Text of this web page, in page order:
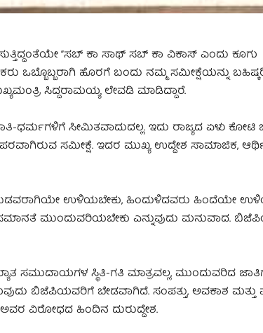
‘’ಸಬ್ ಕಾ ಸಾಥ್ ಸಬ್ ಕಾ ವಿಕಾಸ್ ಎಂದು ಕೂಗು
ಒಬ್ಬೊಬ್ಬರಾಗಿ ಹೊರಗೆ ಬಂದು ನಮ್ಮ ಸಮೀಕ್ಷೆಯನ್ನು
ಸಿದ್ದರಾಮಯ್ಯ ಲೇವಡಿ ಮಾಡಿದ್ದಾರೆ.
ಧರ್ಮಗಳಿಗೆ ಸೀಮಿತವಾದುದಲ್ಲ. ಇದು ರಾಜ್ಯದ ಏಳು ಕೋಟಿ
ಸಮೀಕ್ಷೆ. ಇದರ ಮುಖ್ಯ ಉದ್ದೇಶ ಸಾಮಾಜಿಕ,
ಬಡವರಾಗಿಯೇ ಉಳಿಯಬೇಕು, ಹಿಂದುಳಿದವರು ಹಿಂದೆಯೇ
ಮುಂದುವರಿಯಬೇಕು ಎನ್ನುವುದು ಮನುವಾದ.
ಸಮುದಾಯಗಳ ಸ್ಥಿತಿ-ಗತಿ ಮಾತ್ರವಲ್ಲ, ಮುಂದುವರಿದ
ಬಿಜೆಪಿಯವರಿಗೆ ಬೇಡವಾಗಿದೆ. ಸಂಪತ್ತು, ಅವಕಾಶ ಮತ್ತು
ವಿರೋಧದ ಹಿಂದಿನ ದುರುದ್ದೇಶ.